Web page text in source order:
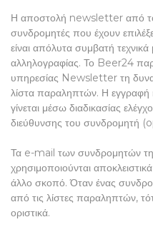
Η αποστολή newsletter από
συνδρομητές που έχουν
είναι απόλυτα συμβατή
αλληλογραφίας. Το Beer24
υπηρεσίας Newsletter τη
λίστα παραληπτών. Η
γίνεται μέσω διαδικασίας
διεύθυνσης του συνδρομητή
Τα e-mail των συνδρομητών
χρησιμοποιούνται
άλλο σκοπό. Όταν ένας
από τις λίστες παραληπτών,
οριστικά.